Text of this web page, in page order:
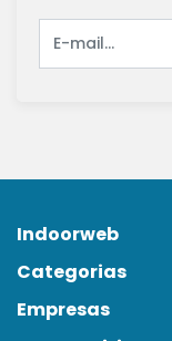
Indoorweb
Categorias
Empresas